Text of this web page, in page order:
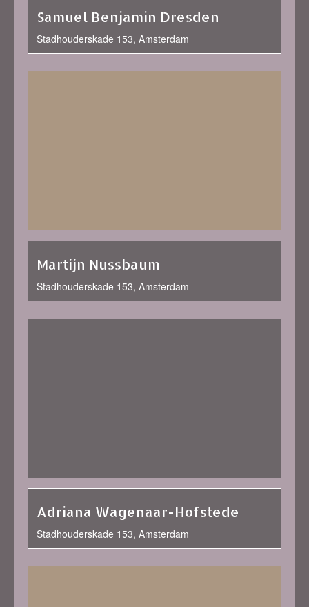
Samuel Benjamin Dresden
Stadhouderskade 153, Amsterdam
Martijn Nussbaum
Stadhouderskade 153, Amsterdam
Adriana Wagenaar-Hofstede
Stadhouderskade 153, Amsterdam